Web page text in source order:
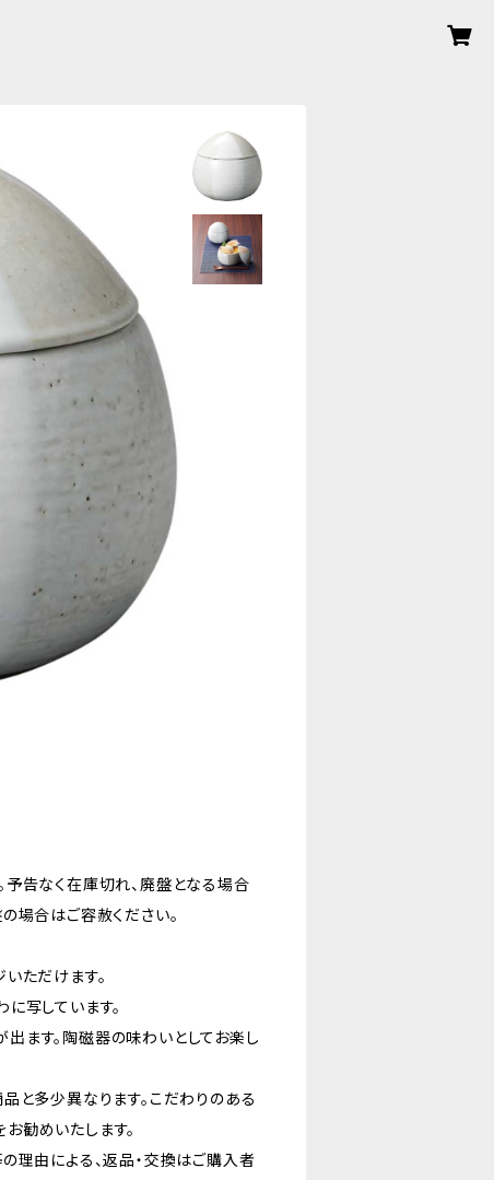
予告なく在庫切れ、廃盤となる場合
場合はご容赦ください。
ただけます。
写しています。
ます。陶磁器の味わいとしてお楽し
と多少異なります。こだわりのある
勧めいたします。
理由による、返品・交換はご購入者